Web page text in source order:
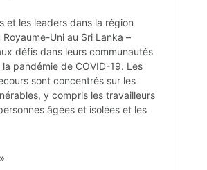
et les leaders dans la région
Royaume-Uni au Sri Lanka –
défis dans leurs communautés
pandémie de COVID-19. Les
sont concentrés sur les
y compris les travailleurs
âgées et isolées et les